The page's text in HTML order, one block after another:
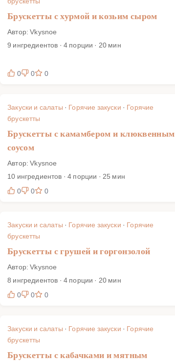
Брускетты с хурмой и козьим сыром
Автор: Vkysnoe
9 ингредиентов · 4 порции · 20 мин
0 0 0
Закуски и салаты · Горячие закуски · Горячие
брускетты
Брускетты с камамбером и клюквенным
соусом
Автор: Vkysnoe
10 ингредиентов · 4 порции · 25 мин
0
0 0
Закуски и салаты · Горячие закуски · Горячие
брускетты
Брускетты с грушей и горгонзолой
Автор: Vkysnoe
8 ингредиентов · 4 порции · 20 мин
0
0 0
Закуски и салаты · Горячие закуски · Горячие
брускетты
Брускетты с кабачками и мятным